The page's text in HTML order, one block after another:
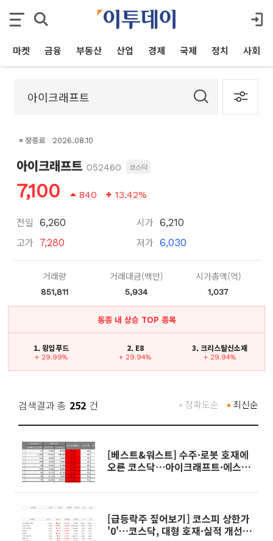
마켓 금융 부동산 산업 경제 국제 정치 사회
장종료 2026.08.10
아이크래프트 052460 코스닥
7,100 840 13.42%
전일 6,260
고가 7,280
시가 6,210
저가 6,030
거래량
851,811
거래대금(백만)
5,934
시가총액(억)
1,037
동종 내 상승 TOP 종목
1. 윙입푸드
+ 29.99%
2. E8
+ 29.94%
3. 크리스탈신소재
+ 29.94%
검색결과 총 252 건 최신순
정확도순
[베스트&워스트] 수주·로봇 호재에
오른 코스닥⋯아이크래프트·에스
[급등락주 짚어보기] 코스피 상한가
'0'…코스닥, 대형 호재·실적 개선